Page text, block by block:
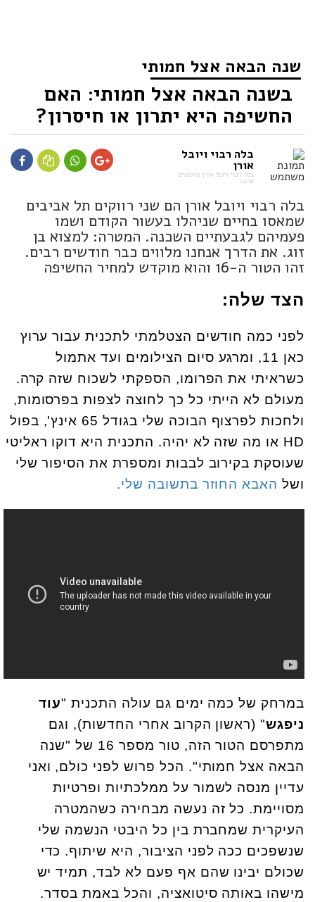
שנה הבאה אצל חמותי
בשנה הבאה אצל חמותי: האם
החשיפה היא יתרון או חיסרון?
בלה רבוי ויובל
אורן
בלה רבוי ויובל אורן מחפשים
אהבה.
בלה רבוי ויובל אורן הם שני רווקים תל אביבים
שמאסו בחיים שניהלו בעשור הקודם ושמו
פעמיהם לגבעתיים השכנה. המטרה: למצוא בן
זוג. את הדרך אנחנו מלווים כבר חודשים רבים.
זהו הטור ה-16 והוא מוקדש למחיר החשיפה
הצד שלה:
לפני כמה חודשים הצטלמתי לתכנית עבור ערוץ
כאן 11, ומרגע סיום הצילומים ועד אתמול
כשראיתי את הפרומו, הספקתי לשכוח שזה קרה.
מעולם לא הייתי כל כך לחוצה לצפות בפרסומות,
ולחכות לפרצוף הבוכה שלי בגודל 65 אינץ', בפול
HD או מה שזה לא יהיה. התכנית היא דוקו ראליטי
שעוסקת בקירוב לבבות ומספרת את הסיפור שלי
ושל האבא החוזר בתשובה שלי.
במרחק של כמה ימים גם עולה התכנית "עוד
ניפגש" (ראשון הקרוב אחרי החדשות), וגם
מתפרסם הטור הזה, טור מספר 16 של "שנה
הבאה אצל חמותי". הכל פרוש לפני כולם, ואני
עדיין מנסה לשמור על ממלכתיות ופרטיות
מסויימת. כל זה נעשה מבחירה כשהמטרה
העיקרית שמחברת בין כל היבטי הנשמה שלי
שנשפכים ככה לפני הציבור, היא שיתוף. כדי
שכולם יבינו שהם אף פעם לא לבד, תמיד יש
מישהו באותה סיטואציה, והכל באמת בסדר.